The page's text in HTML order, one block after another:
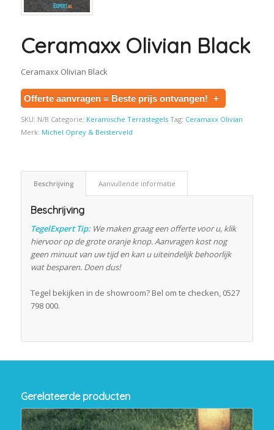
Ceramaxx Olivian Black
Ceramaxx Olivian Black
Offerte aanvragen = Beste prijs ontvangen! +
SKU: N/B Categorie: Keramische Terrastegels Tag: Ceramaxx Olivian
Merk: Michel Oprey & Beisterveld
Beschrijving Aanvullende informatie
Beschrijving
TegelExpert Tip:We maken graag een offerte voor u, klik
hiervoor op de grote oranje knop. Aanvragen kost nog
geen minuut van uw tijd en kan u uiteindelijk behoorlijk
wat besparen. Doen dus!
Tegel bekijken in de showroom? Bel om te checken, 0527
798 000.
Gerelateerde producten